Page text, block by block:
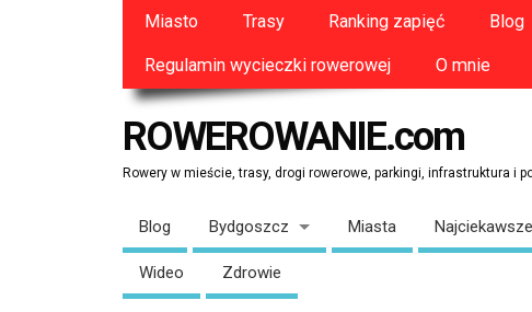
Miasto Trasy Ranking zapięć Blog
Regulamin wycieczki rowerowej O mnie
ROWEROWANIE.com
Rowery w mieście, trasy, drogi rowerowe, parkingi, infrastruktura i
Blog Bydgoszcz Miasta
Wideo Zdrowie